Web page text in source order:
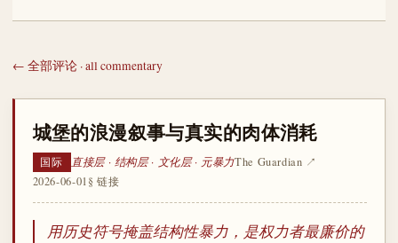
← 全部评论 · all commentary
城堡的浪漫叙事与真实的肉体消耗
国际 直接层 · 结构层 · 文化层 · 元暴力The Guardian ↗
2026-06-01§ 链接
用历史符号掩盖结构性暴力，是权力者最廉价的